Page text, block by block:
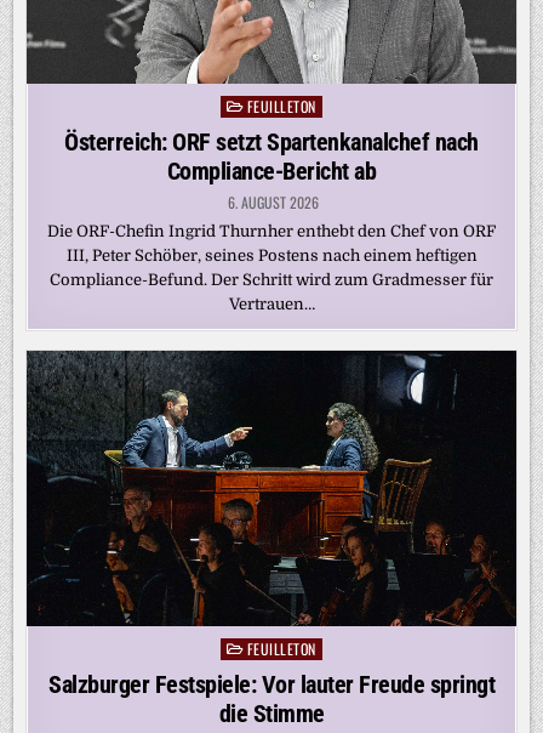
PostedFEUILLETON
Österreich: ORF setzt Spartenkanalchef nach
Compliance-Bericht ab
6. AUGUST 2026
Die ORF-Chefin Ingrid Thurnher enthebt den Chef von ORF
III, Peter Schöber, seines Postens nach einem heftigen
Compliance-Befund. Der Schritt wird zum Gradmesser für
Vertrauen…
Posted
in
FEUILLETON
Salzburger Festspiele: Vor lauter Freude springt
die Stimme